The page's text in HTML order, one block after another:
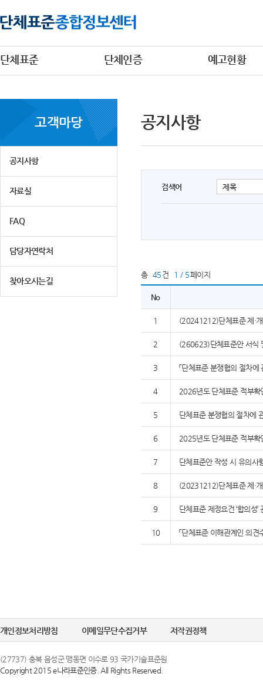
단체표준 단체인증 예고현황
고객마당
공지사항
자료실
FAQ
담당자연락처
찾아오시는길
공지사항
검색어
총 45 건 1 / 5페이지
No
1 (20241212)단체표준 제·
2 (260623)단체표준안 서식
3 「단체표준 분쟁협의 절차에
4 2026년도 단체표준 적부확
5 단체표준 분쟁협의 절차에
6 2025년도 단체표준 적부확
7 단체표준안 작성 시 유의사
8 (20231212)단체표준 제·
9 단체표준 제정요건 ‘합의성
10 「단체표준 이해관계인 의
개인정보처리방침 이메일무단수집거부 저작권정책
(27737) 충북 음성군 맹동면 이수로 93 국가기술표준원
Copyright 2015 e나라표준인증. All Rights Reserved.